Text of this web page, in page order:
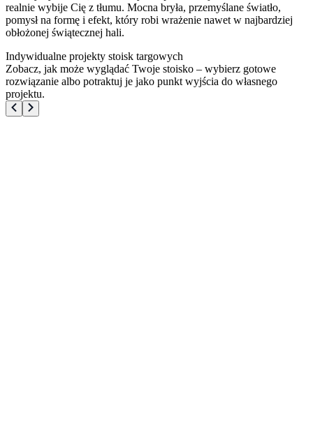
realnie wybije Cię z tłumu. Mocna bryła, przemyślane światło,
pomysł na formę i efekt, który robi wrażenie nawet w najbardziej
obłożonej świątecznej hali.
Indywidualne projekty stoisk targowych
Zobacz, jak może wyglądać Twoje stoisko – wybierz gotowe
rozwiązanie albo potraktuj je jako punkt wyjścia do własnego
projektu.